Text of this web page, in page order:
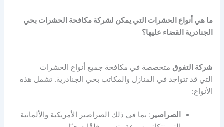
ما هي أنواع الحشرات التي يمكن لشركة مكافحة الحشرات بحي
الجنادرية القضاء عليها؟
شركة التفوق متخصصة في مكافحة جميع أنواع الحشرات
التي قد تتواجد في المنازل والمكاتب بحي الجنادرية. تشمل هذه
الأنواع:
الصراصير : بما في ذلك الصراصير الأمريكية والألمانية